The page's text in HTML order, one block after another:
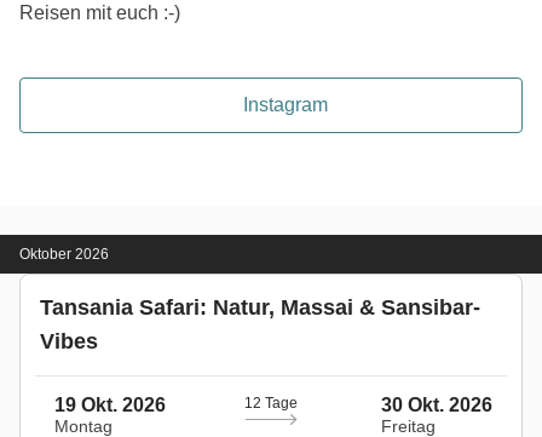
Reisen mit euch :-)
Instagram
Oktober 2026
Tansania Safari: Natur, Massai & Sansibar-
Vibes
19 Okt. 2026
Montag
12 Tage 30 Okt. 2026
Freitag